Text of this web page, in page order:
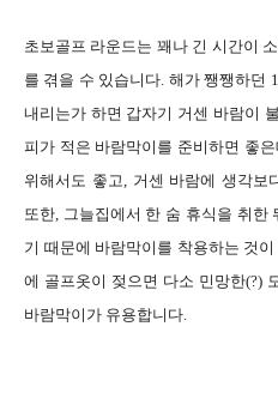
초보골프 라운드는 꽤나 긴 시간이
를 겪을 수 있습니다. 해가 쨍쨍하던
내리는가 하면 갑자기 거센 바람이
피가 적은 바람막이를 준비하면 좋
위해서도 좋고, 거센 바람에 생각보
또한, 그늘집에서 한 숨 휴식을 취한
기 때문에 바람막이를 착용하는 것
에 골프옷이 젖으면 다소 민망한(?)
바람막이가 유용합니다.